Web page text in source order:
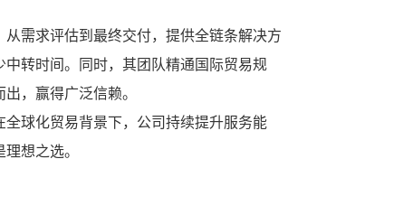
需求评估到最终交付，提供全链条解决方
转时间。同时，其团队精通国际贸易规
，赢得广泛信赖。
球化贸易背景下，公司持续提升服务能
想之选。